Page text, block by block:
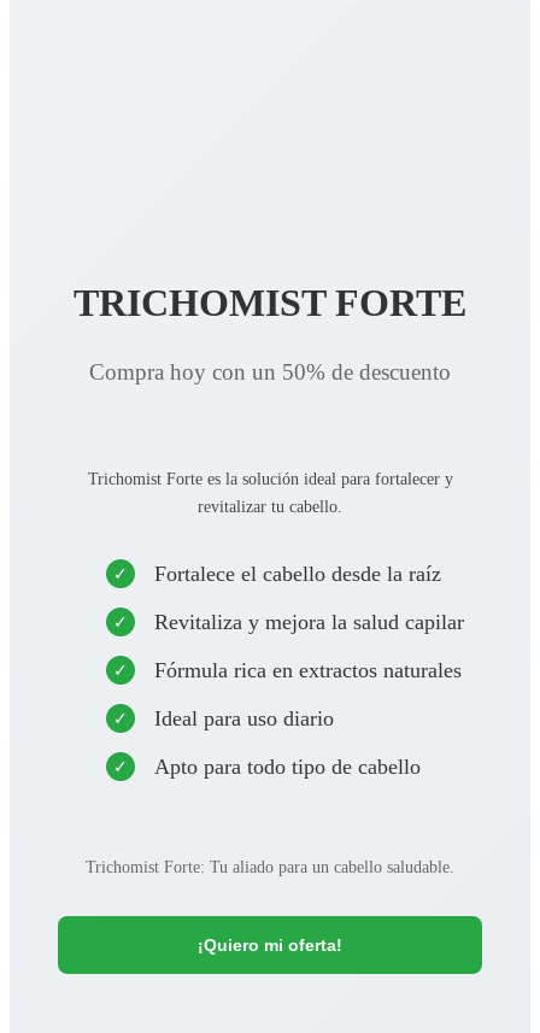
TRICHOMIST FORTE
Compra hoy con un 50% de descuento
Trichomist Forte es la solución ideal para fortalecer y
revitalizar tu cabello.
Fortalece el cabello desde la raíz
Revitaliza y mejora la salud capilar
Fórmula rica en extractos naturales
Ideal para uso diario
Apto para todo tipo de cabello
Trichomist Forte: Tu aliado para un cabello saludable.
¡Quiero mi oferta!